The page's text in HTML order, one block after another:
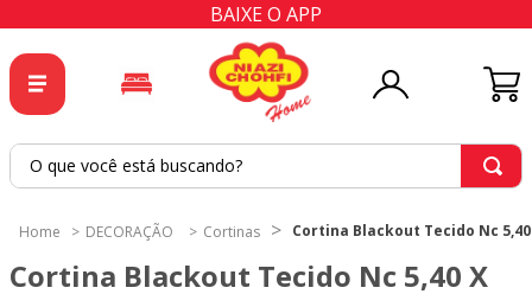
BAIXE O APP
O que você está buscando?
DECORAÇÃO Cortinas Cortina Blackout Tecido Nc 5,40
Cortina Blackout Tecido Nc 5,40 X